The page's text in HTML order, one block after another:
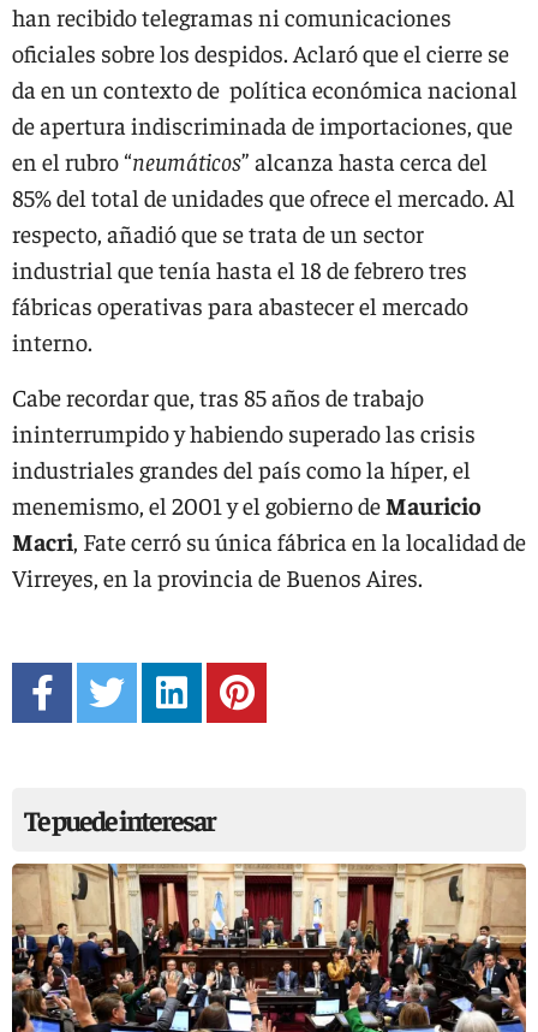
han recibido telegramas ni comunicaciones
oficiales sobre los despidos. Aclaró que el cierre se
da en un contexto de política económica nacional
de apertura indiscriminada de importaciones, que
en el rubro “neumáticos” alcanza hasta cerca del
85% del total de unidades que ofrece el mercado. Al
respecto, añadió que se trata de un sector
industrial que tenía hasta el 18 de febrero tres
fábricas operativas para abastecer el mercado
interno.
Cabe recordar que, tras 85 años de trabajo
ininterrumpido y habiendo superado las crisis
industriales grandes del país como la híper, el
menemismo, el 2001 y el gobierno de Mauricio
Macri, Fate cerró su única fábrica en la localidad de
Virreyes, en la provincia de Buenos Aires.
Te puede interesar